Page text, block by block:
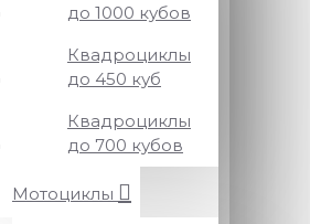
до 1000 кубов
Квадроциклы
до 450 куб
Квадроциклы
до 700 кубов
Мотоциклы